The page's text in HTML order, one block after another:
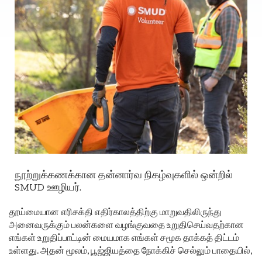
நூற்றுக்கணக்கான தன்னார்வ நிகழ்வுகளில் ஒன்றில்
SMUD ஊழியர்.
தூய்மையான எரிசக்தி எதிர்காலத்திற்கு மாறுவதிலிருந்து
அனைவருக்கும் பலன்களை வழங்குவதை உறுதிசெய்வதற்கான
எங்கள் உறுதிப்பாட்டின் மையமாக எங்கள் சமூக தாக்கத் திட்டம்
உள்ளது. அதன் மூலம், பூஜ்ஜியத்தை நோக்கிச் செல்லும் பாதையில்,